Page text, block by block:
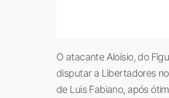
O atacante Aloísio, do
disputar a Libertadores
de Luis Fabiano, após